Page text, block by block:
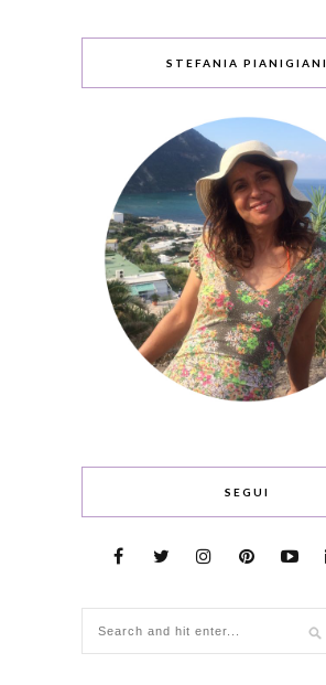
STEFANIA PIANIGIANI
SEGUI